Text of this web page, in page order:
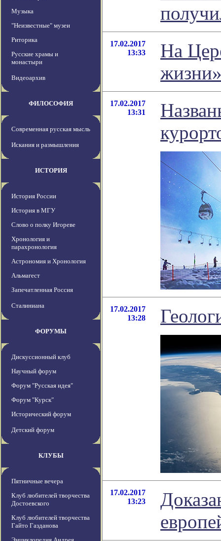
Музыка
"Неизвестные" музеи
Риторика
Русские храмы и
монастыри
Видеоархив
ФИЛОСОФИЯ
Современная русская мысль
Искания и размышления
ИСТОРИЯ
История России
История в МГУ
Слово о полку Игореве
Хронология и
парахронология
Астрономия и Хронология
Альмагест
Запечатленная Россия
Сталиниана
ФОРУМЫ
Дискуссионный клуб
Научный форум
Форум "Русская идея"
Форум "Курск"
Исторический форум
Детский форум
КЛУБЫ
Пятничные вечера
Клуб любителей творчества
Достоевского
Клуб любителей творчества
Гайто Газданова
17.02.2017
13:33
На
17.02.2017
13:31
17.02.2017
13:28
17.02.2017
13:23